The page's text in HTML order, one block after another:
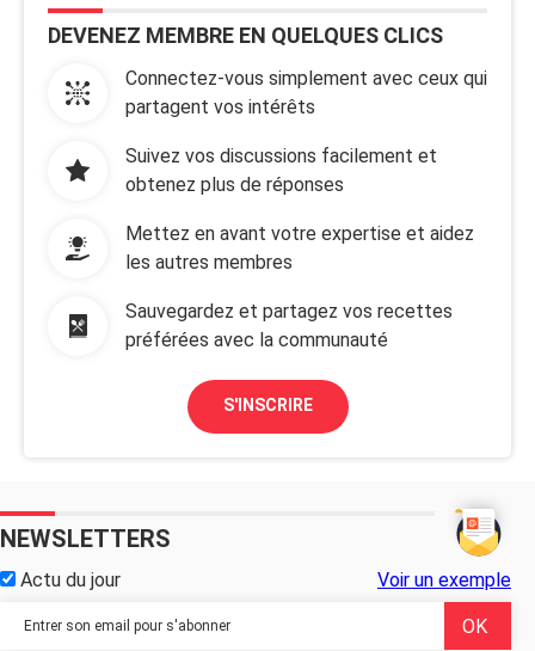
DEVENEZ MEMBRE EN QUELQUES CLICS
Connectez-vous simplement avec ceux qui
partagent vos intérêts
Suivez vos discussions facilement et
obtenez plus de réponses
Mettez en avant votre expertise et aidez
les autres membres
Sauvegardez et partagez vos recettes
préférées avec la communauté
S'INSCRIRE
NEWSLETTERS
Actu du jour Voir un exemple